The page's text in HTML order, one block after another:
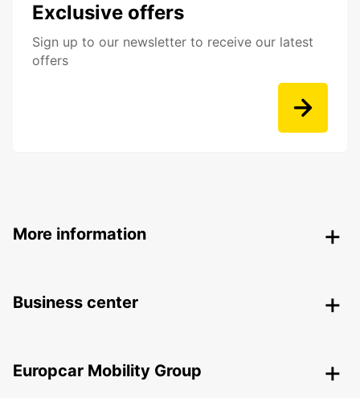
Exclusive offers
Sign up to our newsletter to receive our latest
offers
More information
Business center
Europcar Mobility Group